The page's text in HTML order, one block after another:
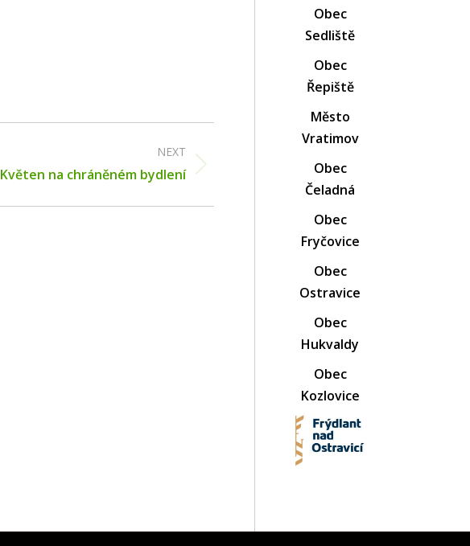
NEXT
Květen na chráněném bydlení
Obec
Sedliště
Obec
Řepiště
Město
Vratimov
Obec
Čeladná
Obec
Fryčovice
Obec
Ostravice
Obec
Hukvaldy
Obec
Kozlovice